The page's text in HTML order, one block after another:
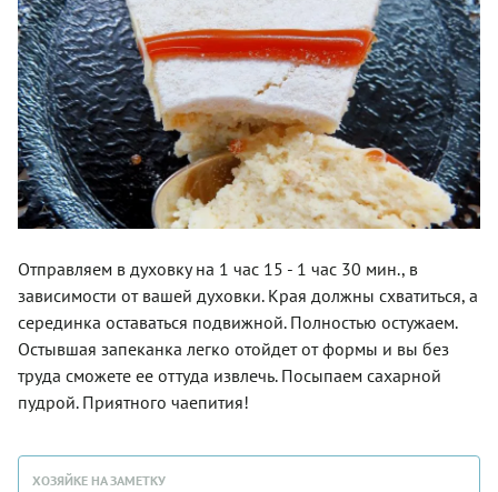
Отправляем в духовку на 1 час 15 - 1 час 30 мин., в
зависимости от вашей духовки. Края должны схватиться, а
серединка оставаться подвижной. Полностью остужаем.
Остывшая запеканка легко отойдет от формы и вы без
труда сможете ее оттуда извлечь. Посыпаем сахарной
пудрой. Приятного чаепития!
ХОЗЯЙКЕ НА ЗАМЕТКУ